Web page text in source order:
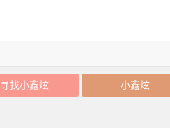
寻找小鑫炫 小鑫炫